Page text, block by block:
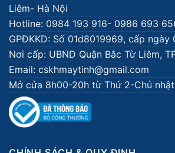
Liêm- Hà Nội
Hotline: 0984 193 916- 0986 693
GPĐKKD: Số 01d8019969, cấp
Nơi cấp: UBND Quận Bắc Từ Liêm,
Email: cskhmaytinh@gmail.com
Mở cửa 8h00-20h từ Thứ 2-Chủ nhật